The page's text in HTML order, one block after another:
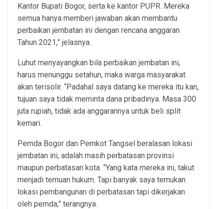
Kantor Bupati Bogor, serta ke kantor PUPR. Mereka
semua hanya memberi jawaban akan membantu
perbaikan jembatan ini dengan rencana anggaran
Tahun 2021,” jelasnya.
Luhut menyayangkan bila perbaikan jembatan ini,
harus menunggu setahun, maka warga masyarakat
akan terisolir. “Padahal saya datang ke mereka itu kan,
tujuan saya tidak meminta dana pribadinya. Masa 300
juta rupiah, tidak ada anggarannya untuk beli split
kemari.
Pemda Bogor dan Pemkot Tangsel beralasan lokasi
jembatan ini, adalah masih perbatasan provinsi
maupun perbatasan kota. “Yang kata mereka ini, takut
menjadi temuan hukum. Tapi banyak saya temukan
lokasi pembangunan di perbatasan tapi dikerjakan
oleh pemda,” terangnya.